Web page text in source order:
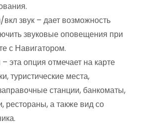
звук – дает возможность
звуковые оповещения при
с Навигатором.
эта опция отмечает на карте
туристические места,
станции, банкоматы,
рестораны, а также вид со